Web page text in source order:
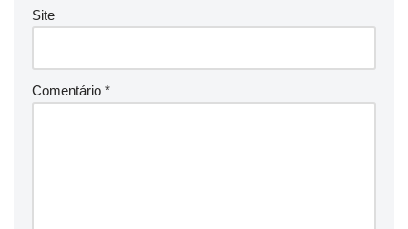
Site
Comentário *